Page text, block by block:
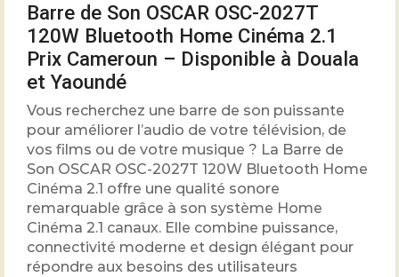
Barre de Son OSCAR OSC-2027T
120W Bluetooth Home Cinéma 2.1
Prix Cameroun – Disponible à Douala
et Yaoundé
Vous recherchez une barre de son puissante
pour améliorer l’audio de votre télévision, de
vos films ou de votre musique ? La Barre de
Son OSCAR OSC-2027T 120W Bluetooth Home
Cinéma 2.1 offre une qualité sonore
remarquable grâce à son système Home
Cinéma 2.1 canaux. Elle combine puissance,
connectivité moderne et design élégant pour
répondre aux besoins des utilisateurs